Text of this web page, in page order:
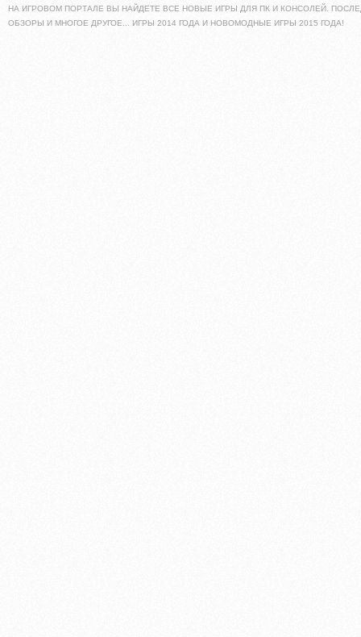
НА ИГРОВОМ ПОРТАЛЕ ВЫ НАЙДЕТЕ ВСЕ НОВЫЕ ИГРЫ ДЛЯ ПК И КОНСОЛЕЙ.
ОБЗОРЫ И МНОГОЕ ДРУГОЕ... ИГРЫ 2014 ГОДА И НОВОМОДНЫЕ ИГРЫ 2015 ГОДА!